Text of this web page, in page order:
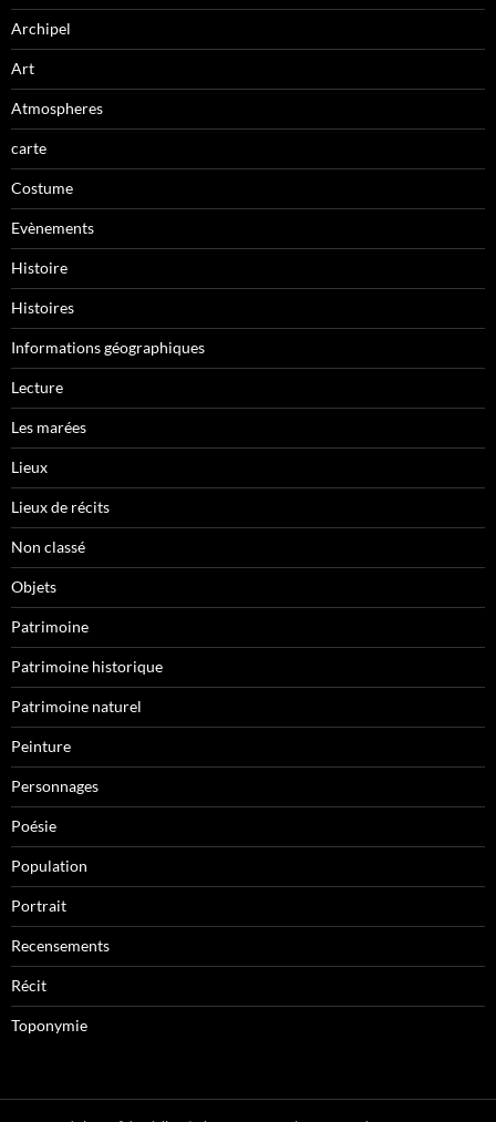
Archipel
Art
Atmospheres
carte
Costume
Evènements
Histoire
Histoires
Informations géographiques
Lecture
Les marées
Lieux
Lieux de récits
Non classé
Objets
Patrimoine
Patrimoine historique
Patrimoine naturel
Peinture
Personnages
Poésie
Population
Portrait
Recensements
Récit
Toponymie